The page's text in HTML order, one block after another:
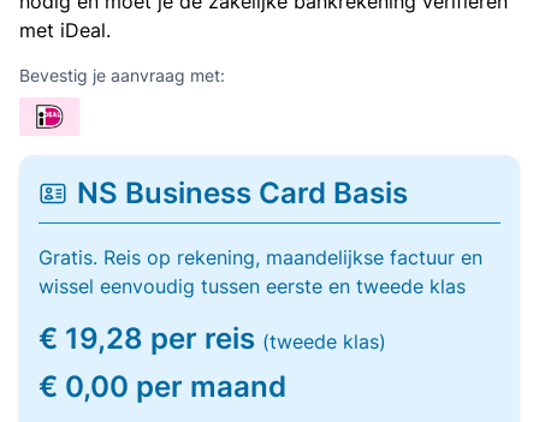
met iDeal.
Bevestig je aanvraag met:
NS Business Card Basis
Gratis. Reis op rekening, maandelijkse factuur en
wissel eenvoudig tussen eerste en tweede klas
€ 19,28 per reis (tweede klas)
€ 0,00 per maand